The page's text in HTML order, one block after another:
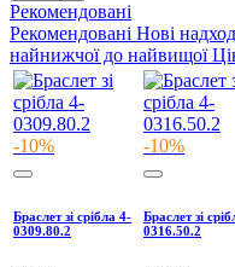
Рекомендовані
Рекомендовані Нові
найнижчої до найвищої
-10%
Браслет зі срібла 4-
0309.80.2
-10%
Браслет зі
0316.50.2